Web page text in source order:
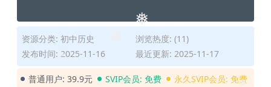
❅
❅
资源分类: 初中历史
浏览热度: (11)
发布时间: 2025-11-16
最近更新: 2025-11-17
普通用户: 39.9元 SVIP会员: 免费 永久SVIP会员: 免费